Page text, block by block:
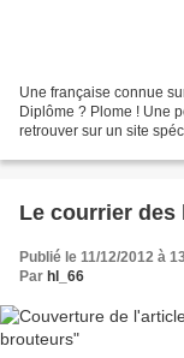
Une française connue
Diplôme ? Plome ! Une
retrouver sur un site
Le courrier des
Publié le 11/12/2012 à
Par hl_66